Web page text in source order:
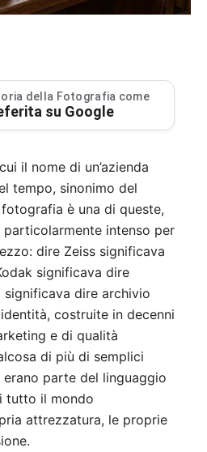
della Fotografia come
su Google
il nome di un’azienda
tempo, sinonimo del
è una di queste,
intenso per
dire Zeiss significava
significava dire
dire archivio
costruite in decenni
e di qualità
di più di semplici
parte del linguaggio
tutto il mondo
attrezzatura, le proprie